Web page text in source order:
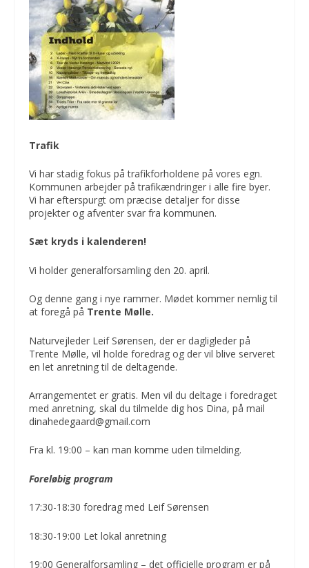
Trafik
Vi har stadig fokus på trafikforholdene på vores egn.
Kommunen arbejder på trafikændringer i alle fire byer.
Vi har efterspurgt om præcise detaljer for disse
projekter og afventer svar fra kommunen.
Sæt kryds i kalenderen!
Vi holder generalforsamling den 20. april.
Og denne gang i nye rammer. Mødet kommer nemlig til
at foregå på Trente Mølle.
Naturvejleder Leif Sørensen, der er dagligleder på
Trente Mølle, vil holde foredrag og der vil blive serveret
en let anretning til de deltagende.
Arrangementet er gratis. Men vil du deltage i foredraget
med anretning, skal du tilmelde dig hos Dina, på mail
dinahedegaard@gmail.com
Fra kl. 19:00 – kan man komme uden tilmelding.
Foreløbig program
17:30-18:30 foredrag med Leif Sørensen
18:30-19:00 Let lokal anretning
19:00 Generalforsamling – det officielle program er på